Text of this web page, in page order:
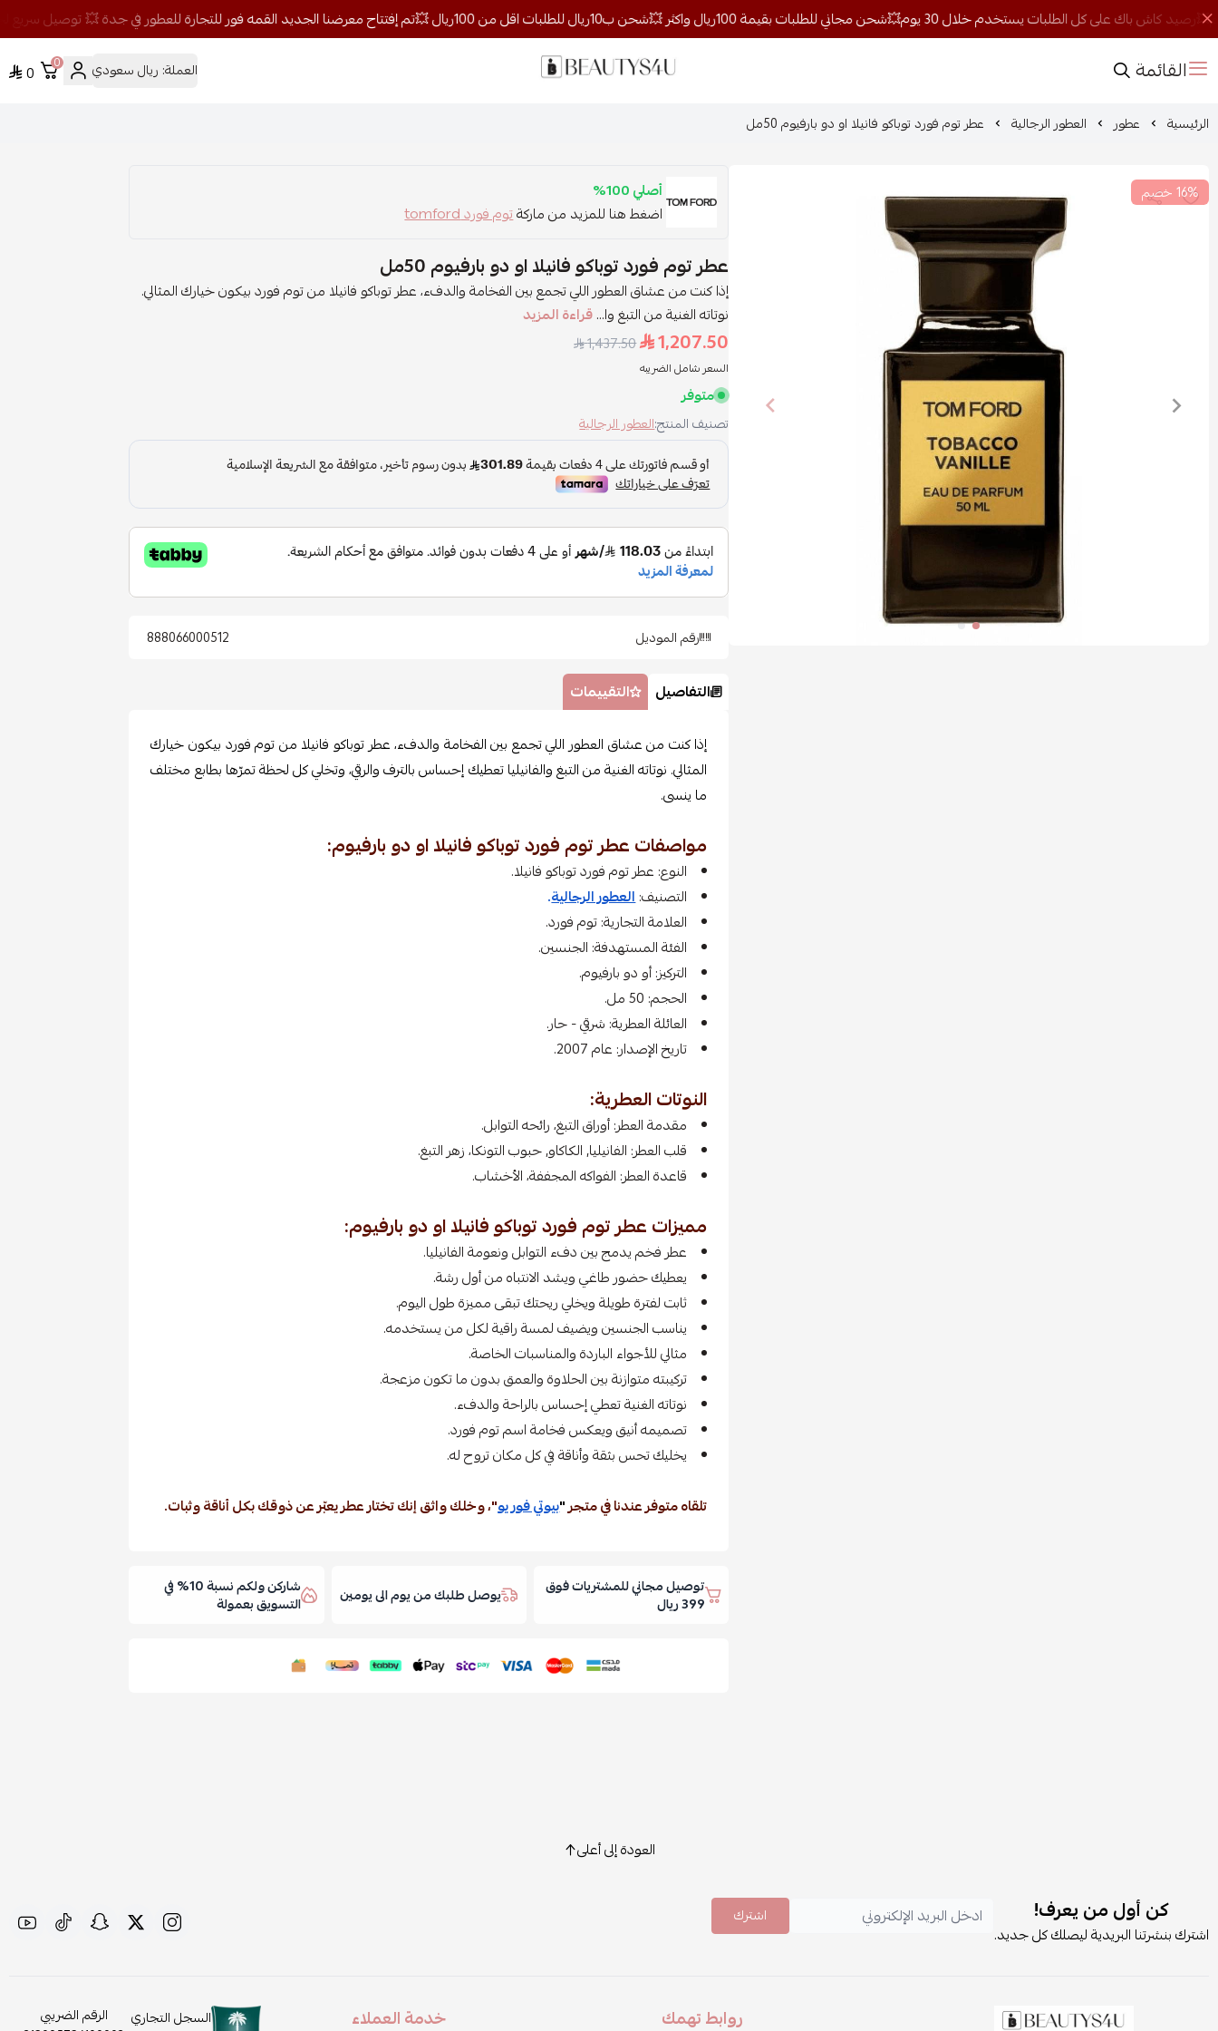
القائمة روائح الجمال العملة: ريال سعودي 0
0
الرئيسية عطور العطور الرجالية عطر توم فورد توباكو فانيلا او دو بارفيوم 50مل
16% خصم
أصلي 100%
اضغط هنا للمزيد من ماركةتوم فورد tomford
عطر توم فورد توباكو فانيلا او دو بارفيوم 50مل
إذا كنت من عشاق العطور اللي تجمع بين الفخامة والدفء، عطر توباكو فانيلا من توم فورد بيكون خيارك المثالي.
نوتاته الغنية من التبغ وا...قراءة المزيد
1,207.50
1,437.50
السعر شامل الضريبه
متوفر
تصنيف المنتج:العطور الرجالية
رقم الموديل 888066000512
التفاصيل التقييمات
إذا كنت من عشاق العطور اللي تجمع بين الفخامة والدفء، عطر توباكو فانيلا من توم فورد بيكون خيارك
المثالي. نوتاته الغنية من التبغ والفانيليا تعطيك إحساس بالترف والرقي، وتخلي كل لحظة تمرّها بطابع مختلف
ما ينسى.
مواصفات عطر توم فورد توباكو فانيلا او دو بارفيوم:
النوع: عطر توم فورد توباكو فانيلا.
التصنيف:العطور الرجالية.
العلامة التجارية: توم فورد.
الفئة المستهدفة: الجنسين.
التركيز: أو دو بارفيوم.
الحجم: 50 مل.
العائلة العطرية: شرقي - حار.
تاريخ الإصدار: عام 2007.
النوتات العطرية:
مقدمة العطر: أوراق التبغ، رائحه التوابل.
قلب العطر: الفانيليا, الكاكاو, حبوب التونكا، زهر التبغ.
قاعدة العطر: الفواكه المجففة، الأخشاب.
مميزات عطر توم فورد توباكو فانيلا او دو بارفيوم:
عطر فخم يدمج بين دفء التوابل ونعومة الفانيليا.
يعطيك حضور طاغي ويشد الانتباه من أول رشة.
ثابت لفترة طويلة ويخلي ريحتك تبقى مميزة طول اليوم.
يناسب الجنسين ويضيف لمسة راقية لكل من يستخدمه.
مثالي للأجواء الباردة والمناسبات الخاصة.
تركيبته متوازنة بين الحلاوة والعمق بدون ما تكون مزعجة.
نوتاته الغنية تعطي إحساس بالراحة والدفء.
تصميمه أنيق ويعكس فخامة اسم توم فورد.
يخليك تحس بثقة وأناقة في كل مكان تروح له.
تلقاه متوفر عندنا في متجر"بيوتي فور يو"، وخلك واثق إنك تختار عطر يعبّر عن ذوقك بكل أناقة وثبات.
توصيل مجاني للمشتريات فوق
399 ريال يوصل طلبك من يوم الى يومين شاركن ولكم نسبة 10% في
التسويق بعمولة
العودة إلى أعلى
كن أول من يعرف!
اشترك بنشرتنا البريدية ليصلك كل جديد.
اشترك
روابط تهمك خدمة العملاء
السجل التجاري
الرقم الضريبي